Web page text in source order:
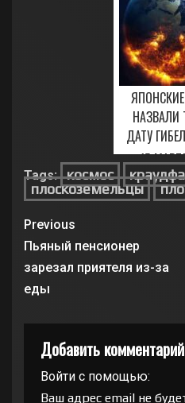
НАЗВАЛИ
ДАТУ
15
Tags: космос
плоскоземельцы
Previous
Пьяный пенсионер
зарезал приятеля из-за
еды
Добавить комментарий
Войти с помощью:
Ваш адрес email не